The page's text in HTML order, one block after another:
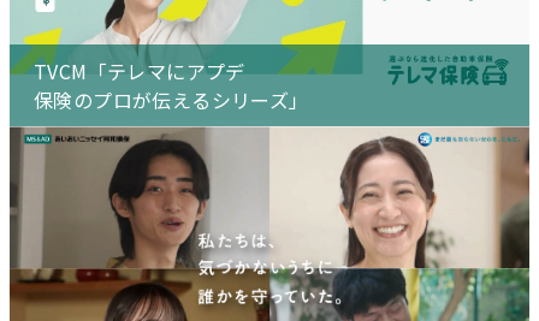
TVCM「テレマにアプデ
保険のプロが伝えるシリーズ」